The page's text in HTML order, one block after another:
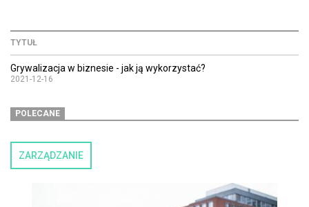
TYTUŁ
Grywalizacja w biznesie - jak ją wykorzystać?
2021-12-16
POLECANE
ZARZĄDZANIE